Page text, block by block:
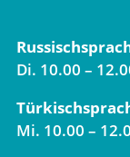
Di. 10.00 –
Mi. 10.00 –